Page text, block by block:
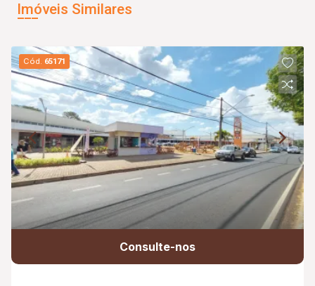
Imóveis Similares
Cód. 65171
Consulte-nos